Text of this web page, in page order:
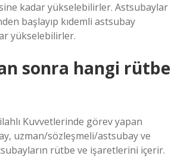
kadar yükselebilirler. Astsubaylar
başlayıp kıdemli astsubay
yükselebilirler.
sonra hangi rütbe
Kuvvetlerinde görev yapan
uzman/sözleşmeli/astsubay ve
rütbe ve işaretlerini içerir.